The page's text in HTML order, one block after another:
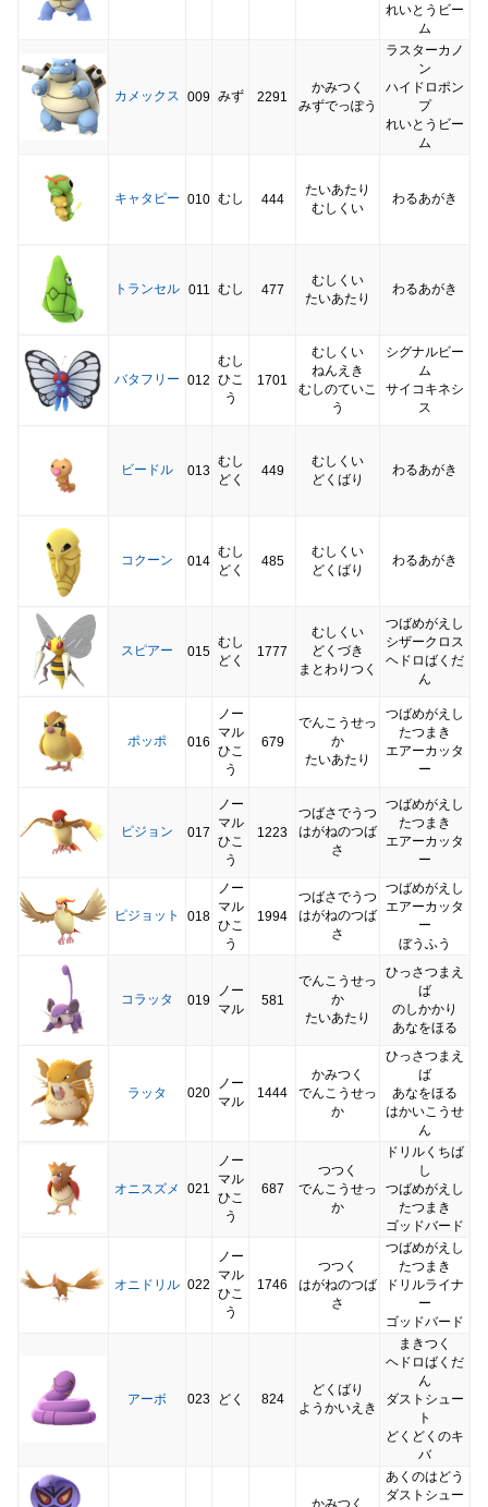
れいとうビー
ム
カメックス 009 みず 2291
かみつく
みずでっぽう
ラスターカノ
ン
ハイドロポン
プ
れいとうビー
ム
キャタピー 010 むし 444
たいあたり
むしくい
わるあがき
トランセル 011 むし 477
むしくい
たいあたり
わるあがき
バタフリー 012
むし
ひこ
う
1701
むしくい
ねんえき
むしのていこ
う
シグナルビー
ム
サイコキネシ
ス
ビードル 013
むし
どく
449
むしくい
どくばり
わるあがき
コクーン 014
むし
どく
485
むしくい
どくばり
わるあがき
スピアー 015
むし
どく
1777
むしくい
どくづき
まとわりつく
つばめがえし
シザークロス
ヘドロばくだ
ん
ポッポ 016
ノー
マル
ひこ
う
679
でんこうせっ
か
たいあたり
つばめがえし
たつまき
エアーカッタ
ー
ピジョン 017
ノー
マル
ひこ
う
1223
つばさでうつ
はがねのつば
さ
つばめがえし
たつまき
エアーカッタ
ー
ピジョット 018
ノー
マル
ひこ
う
1994
つばさでうつ
はがねのつば
さ
つばめがえし
エアーカッタ
ー
ぼうふう
コラッタ 019
ノー
マル
581
でんこうせっ
か
たいあたり
ひっさつまえ
ば
のしかかり
あなをほる
ラッタ 020
ノー
マル
1444
かみつく
でんこうせっ
か
ひっさつまえ
ば
あなをほる
はかいこうせ
ん
オニスズメ 021
ノー
マル
ひこ
う
687
つつく
でんこうせっ
か
ドリルくちば
し
つばめがえし
たつまき
ゴッドバード
オニドリル 022
ノー
マル
ひこ
う
1746
つつく
はがねのつば
さ
つばめがえし
たつまき
ドリルライナ
ー
ゴッドバード
アーボ 023 どく 824
どくばり
ようかいえき
まきつく
ヘドロばくだ
ん
ダストシュー
ト
どくどくのキ
バ
かみつく
あくのはどう
ダストシュー